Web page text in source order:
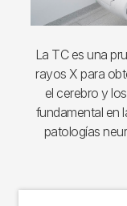
La TC es una
rayos X para
el cerebro y
fundamental en
patologías